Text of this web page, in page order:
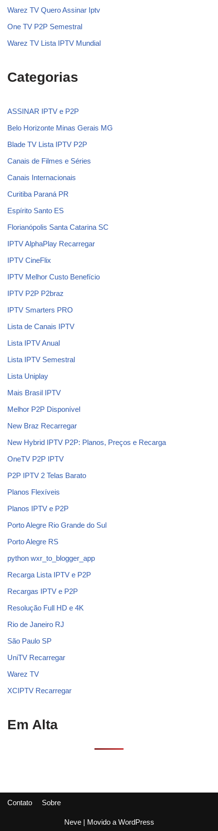
Warez TV Quero Assinar Iptv
One TV P2P Semestral
Warez TV Lista IPTV Mundial
Categorias
ASSINAR IPTV e P2P
Belo Horizonte Minas Gerais MG
Blade TV Lista IPTV P2P
Canais de Filmes e Séries
Canais Internacionais
Curitiba Paraná PR
Espírito Santo ES
Florianópolis Santa Catarina SC
IPTV AlphaPlay Recarregar
IPTV CineFlix
IPTV Melhor Custo Benefício
IPTV P2P P2braz
IPTV Smarters PRO
Lista de Canais IPTV
Lista IPTV Anual
Lista IPTV Semestral
Lista Uniplay
Mais Brasil IPTV
Melhor P2P Disponível
New Braz Recarregar
New Hybrid IPTV P2P: Planos, Preços e Recarga
OneTV P2P IPTV
P2P IPTV 2 Telas Barato
Planos Flexíveis
Planos IPTV e P2P
Porto Alegre Rio Grande do Sul
Porto Alegre RS
python wxr_to_blogger_app
Recarga Lista IPTV e P2P
Recargas IPTV e P2P
Resolução Full HD e 4K
Rio de Janeiro RJ
São Paulo SP
UniTV Recarregar
Warez TV
XCIPTV Recarregar
Em Alta
Contato Sobre
Neve| Movido a WordPress